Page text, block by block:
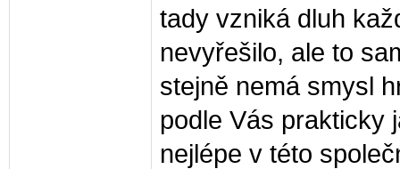
tady vzniká dluh
nevyřešilo, ale to
stejně nemá smysl
podle Vás prakticky
nejlépe v této